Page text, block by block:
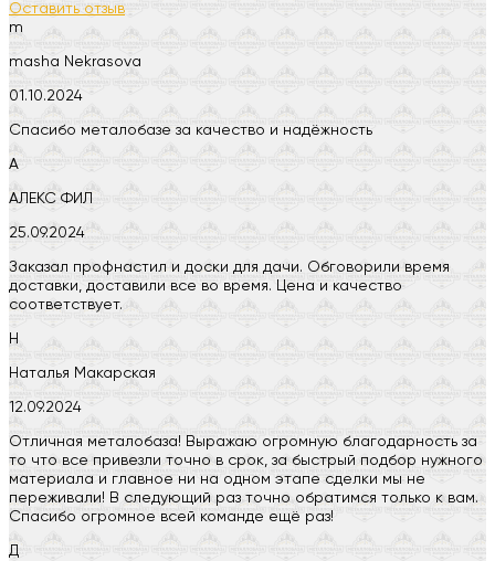
Оставить отзыв
m
masha Nekrasova
01.10.2024
Спасибо металобазе за качество и надёжность
А
АЛЕКС ФИЛ
25.09.2024
Заказал профнастил и доски для дачи. Обговорили время
доставки, доставили все во время. Цена и качество
соответствует.
Н
Наталья Макарская
12.09.2024
Отличная металобаза! Выражаю огромную благодарность за
то что все привезли точно в срок, за быстрый подбор нужного
материала и главное ни на одном этапе сделки мы не
переживали! В следующий раз точно обратимся только к вам.
Спасибо огромное всей команде ещё раз!
Д